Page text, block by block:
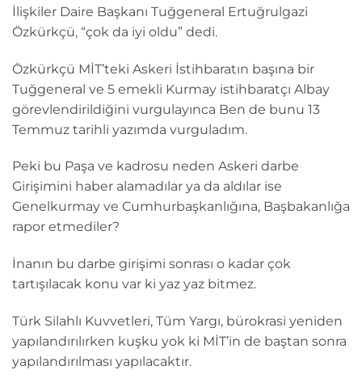
İlişkiler Daire Başkanı Tuğgeneral Ertuğrulgazi
Özkürkçü, “çok da iyi oldu” dedi.
Özkürkçü MİT’teki Askeri İstihbaratın başına bir
Tuğgeneral ve 5 emekli Kurmay istihbaratçı Albay
görevlendirildiğini vurgulayınca Ben de bunu 13
Temmuz tarihli yazımda vurguladım.
Peki bu Paşa ve kadrosu neden Askeri darbe
Girişimini haber alamadılar ya da aldılar ise
Genelkurmay ve Cumhurbaşkanlığına, Başbakanlığa
rapor etmediler?
İnanın bu darbe girişimi sonrası o kadar çok
tartışılacak konu var ki yaz yaz bitmez.
Türk Silahlı Kuvvetleri, Tüm Yargı, bürokrasi yeniden
yapılandırılırken kuşku yok ki MİT’in de baştan sonra
yapılandırılması yapılacaktır.